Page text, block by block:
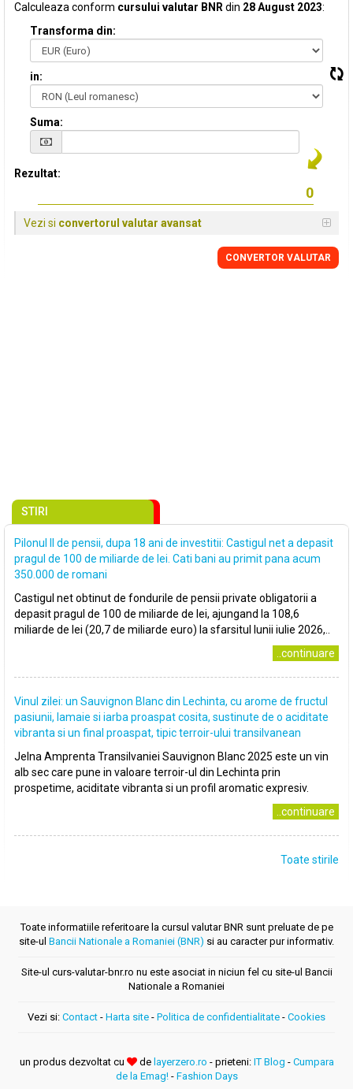
Calculeaza conform cursului valutar BNR din 28 August 2023:
Transforma din:
in:
Suma:
Rezultat:
Vezi si convertorul valutar avansat
CONVERTOR VALUTAR
STIRI
Pilonul II de pensii, dupa 18 ani de investitii: Castigul net a depasit
pragul de 100 de miliarde de lei. Cati bani au primit pana acum
350.000 de romani
Castigul net obtinut de fondurile de pensii private obligatorii a
depasit pragul de 100 de miliarde de lei, ajungand la 108,6
miliarde de lei (20,7 de miliarde euro) la sfarsitul lunii iulie 2026,..
..continuare
Vinul zilei: un Sauvignon Blanc din Lechinta, cu arome de fructul
pasiunii, lamaie si iarba proaspat cosita, sustinute de o aciditate
vibranta si un final proaspat, tipic terroir-ului transilvanean
Jelna Amprenta Transilvaniei Sauvignon Blanc 2025 este un vin
alb sec care pune in valoare terroir-ul din Lechinta prin
prospetime, aciditate vibranta si un profil aromatic expresiv.
..continuare
Toate stirile
Toate informatiile referitoare la cursul valutar BNR sunt preluate de pe
site-ul Bancii Nationale a Romaniei (BNR) si au caracter pur informativ.
Site-ul curs-valutar-bnr.ro nu este asociat in niciun fel cu site-ul Bancii
Nationale a Romaniei
Vezi si: Contact - Harta site - Politica de confidentialitate - Cookies
un produs dezvoltat cu de layerzero.ro - prieteni: IT Blog - Cumpara
de la Emag!- Fashion Days